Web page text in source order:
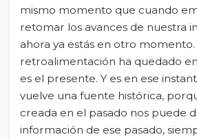
mismo momento que cuando
retomar los avances de nuestra
ahora ya estás en otro momento.
retroalimentación ha quedado
es el presente. Y es en ese
vuelve una fuente histórica,
creada en el pasado nos puede
información de ese pasado,